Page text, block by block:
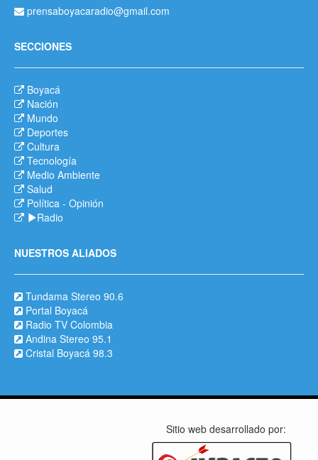
prensaboyacaradio@gmail.com
SECCIONES
Boyacá
Nación
Mundo
Deportes
Cultura
Tecnología
Medio Ambiente
Salud
Política - Opinión
Radio
NUESTROS ALIADOS
Tundama Stereo 90.6
Portal Boyacá
Radio TV Colombia
Andina Stereo 95.1
Cristal Boyacá 98.3
Sitio web desarrollado por: